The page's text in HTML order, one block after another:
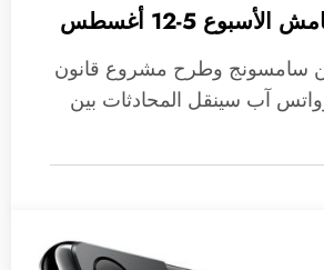
5-12 أغسطس
سامسونج وطرح مشروع قانون
آب سينقل المحادثات بين